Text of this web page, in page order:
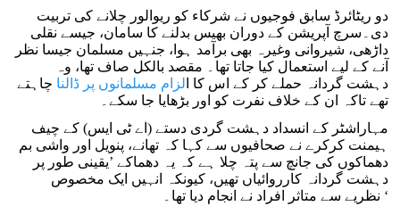
دو ریٹائرڈ سابق فوجیوں نے شرکاء کو ریوالور چلانے کی تربیت
دی۔سرچ آپریشن کے دوران بھیس بدلنے کا سامان، جیسے نقلی
داڑھی، شیروانی وغیرہ بھی برآمد ہوا، جنہیں مسلمان جیسا نظر
آنے کے لیے استعمال کیا جاتا تھا۔ مقصد بالکل صاف تھا، وہ
دہشت گردانہ حملے کر کے اس کا ا لزام مسلمانوں پر ڈالنا چاہتے
تھے تاکہ ان کے خلاف نفرت کو اور بڑھایا جا سکے۔
مہاراشٹر کے انسداد دہشت گردی دستے (اے ٹی ایس) کے چیف
ہیمنت کرکرے نے صحافیوں سے کہا کہ تھانے، پنویل اور واشی بم
دھماکوں کی جانچ سے پتہ چلا ہے کہ یہ دھماکے ’یقینی طور پر
دہشت گردانہ کارروائیاں تھیں، کیونکہ انہیں ایک مخصوص
نظریے سے متاثر افراد نے انجام دیا تھا۔ ‘